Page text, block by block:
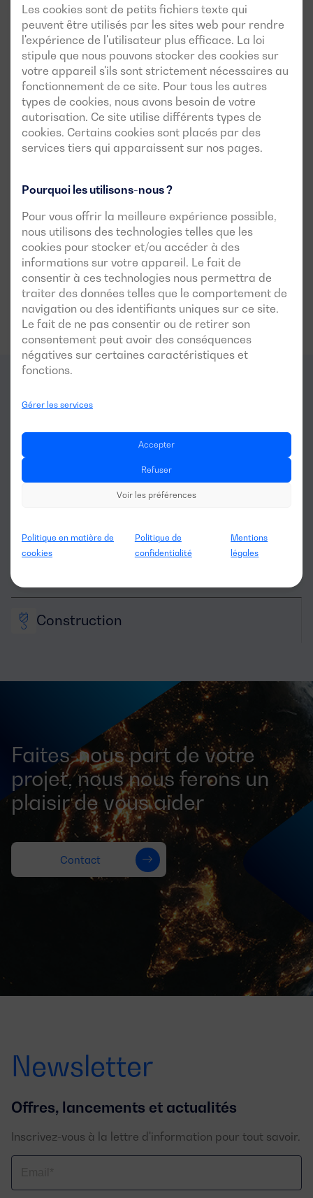
Les cookies sont de petits fichiers texte qui
peuvent être utilisés par les sites web pour rendre
l'expérience de l'utilisateur plus efficace. La loi
stipule que nous pouvons stocker des cookies sur
votre appareil s'ils sont strictement nécessaires au
fonctionnement de ce site. Pour tous les autres
types de cookies, nous avons besoin de votre
autorisation. Ce site utilise différents types de
cookies. Certains cookies sont placés par des
services tiers qui apparaissent sur nos pages.
Pourquoi les utilisons-nous ?
Pour vous offrir la meilleure expérience possible,
nous utilisons des technologies telles que les
cookies pour stocker et/ou accéder à des
informations sur votre appareil. Le fait de
consentir à ces technologies nous permettra de
traiter des données telles que le comportement de
navigation ou des identifiants uniques sur ce site.
Le fait de ne pas consentir ou de retirer son
consentement peut avoir des conséquences
négatives sur certaines caractéristiques et
fonctions.
Gérer les services
Accepter
Refuser
Voir les préférences
Politique en matière de
cookies
Politique de
confidentialité
Mentions
légales
Pour quels
générateur est-il optimal?
Location de
Construction
Faites-nous part de votre
projet, nous nous ferons un
plaisir de vous aider
Contact
Newsletter
Offres, lancements et actualités
Inscrivez-vous à la lettre d'information pour tout savoir.